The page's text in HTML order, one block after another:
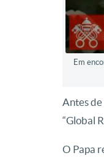
Em
Antes
“Global
O Papa